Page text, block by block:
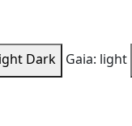
Dark Gaia: light